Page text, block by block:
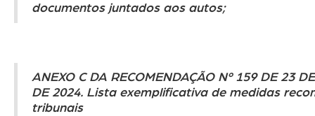
documentos juntados aos autos;
ANEXO C DA RECOMENDAÇÃO Nº 159 DE 23
DE 2024. Lista exemplificativa de medidas
tribunais